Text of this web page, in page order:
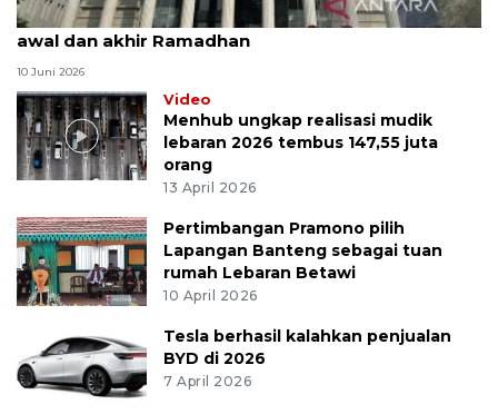
MK uji materi UU Peradilan Agama perihal isbat
awal dan akhir Ramadhan
10 Juni 2026
Video
Menhub ungkap realisasi mudik
lebaran 2026 tembus 147,55 juta
orang
13 April 2026
Pertimbangan Pramono pilih
Lapangan Banteng sebagai tuan
rumah Lebaran Betawi
10 April 2026
Tesla berhasil kalahkan penjualan
BYD di 2026
7 April 2026